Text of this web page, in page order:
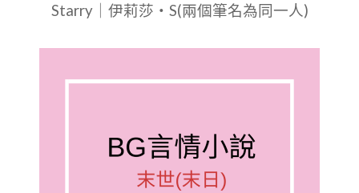
Starry｜伊莉莎・S(兩個筆名為同一人)